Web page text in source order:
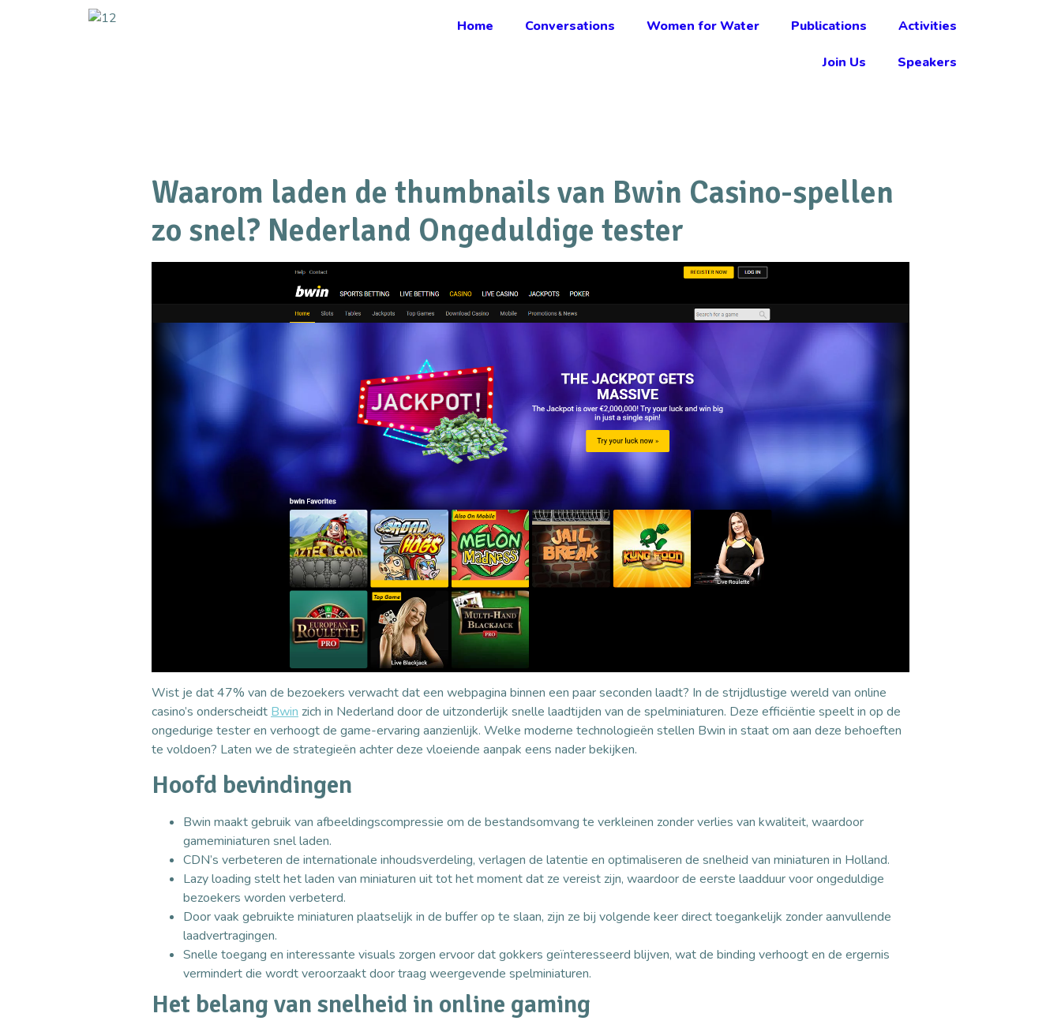
Home Conversations Women for Water Publications Activities
Join Us Speakers
Waarom laden de thumbnails van Bwin Casino-spellen
zo snel? Nederland Ongeduldige tester
Wist je dat 47% van de bezoekers verwacht dat een webpagina binnen een paar seconden laadt? In de strijdlustige wereld van online
casino’s onderscheidt Bwin zich in Nederland door de uitzonderlijk snelle laadtijden van de spelminiaturen. Deze efficiëntie speelt in op de
ongedurige tester en verhoogt de game-ervaring aanzienlijk. Welke moderne technologieën stellen Bwin in staat om aan deze behoeften
te voldoen? Laten we de strategieën achter deze vloeiende aanpak eens nader bekijken.
Hoofd bevindingen
Bwin maakt gebruik van afbeeldingscompressie om de bestandsomvang te verkleinen zonder verlies van kwaliteit, waardoor
gameminiaturen snel laden.
CDN’s verbeteren de internationale inhoudsverdeling, verlagen de latentie en optimaliseren de snelheid van miniaturen in Holland.
Lazy loading stelt het laden van miniaturen uit tot het moment dat ze vereist zijn, waardoor de eerste laadduur voor ongeduldige
bezoekers worden verbeterd.
Door vaak gebruikte miniaturen plaatselijk in de buffer op te slaan, zijn ze bij volgende keer direct toegankelijk zonder aanvullende
laadvertragingen.
Snelle toegang en interessante visuals zorgen ervoor dat gokkers geïnteresseerd blijven, wat de binding verhoogt en de ergernis
vermindert die wordt veroorzaakt door traag weergevende spelminiaturen.
Het belang van snelheid in online gaming